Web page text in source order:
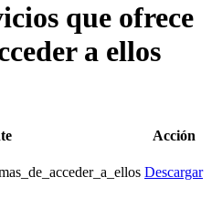
que ofrece
a ellos
Acción
Descargar